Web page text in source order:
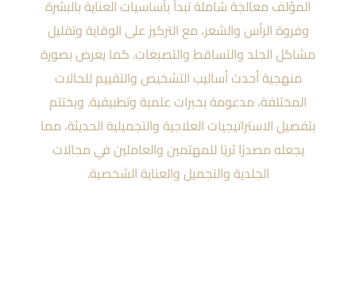
المؤلف معالجة شاملة تبدأ بأساسيات العناية بالبشرة
وفروة الرأس والشعر، مع التركيز على الوقاية وتقليل
مشاكل الجلد والتساقط والتصبغات. كما يعرض بصورة
منهجية أحدث أساليب التشخيص والتقييم للحالات
المختلفة، مدعومة بخبرات علمية وتطبيقية. ويختتم
بتفصيل الاستراتيجيات العلاجية والتجميلية الحديثة، مما
يجعله مصدرًا ثريًا للمهتمين والعاملين في مجالات
الجلدية والتجميل والعناية الشخصية.